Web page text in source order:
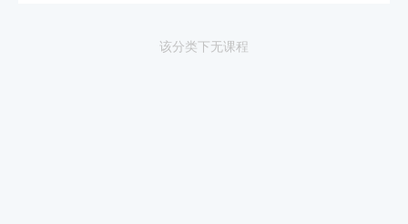
该分类下无课程